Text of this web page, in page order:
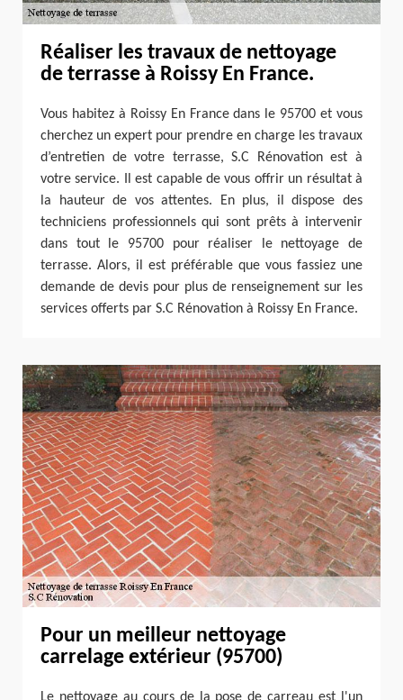
Réaliser les travaux de nettoyage
de terrasse à Roissy En France.
Vous habitez à Roissy En France dans le 95700 et vous
cherchez un expert pour prendre en charge les travaux
d’entretien de votre terrasse, S.C Rénovation est à
votre service. Il est capable de vous offrir un résultat à
la hauteur de vos attentes. En plus, il dispose des
techniciens professionnels qui sont prêts à intervenir
dans tout le 95700 pour réaliser le nettoyage de
terrasse. Alors, il est préférable que vous fassiez une
demande de devis pour plus de renseignement sur les
services offerts par S.C Rénovation à Roissy En France.
Pour un meilleur nettoyage
carrelage extérieur (95700)
Le nettoyage au cours de la pose de carreau est l'un